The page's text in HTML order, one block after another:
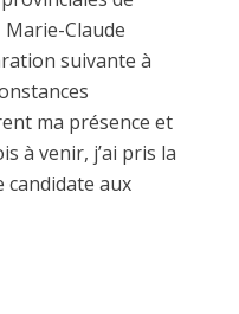
Marie-Claude
suivante à
ma présence et
à venir, j’ai pris la
candidate aux